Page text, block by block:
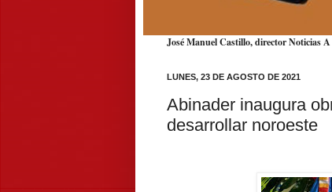
José Manuel Castillo, director Noticias
LUNES, 23 DE AGOSTO DE 2021
Abinader inaugura
desarrollar noroeste